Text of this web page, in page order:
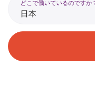
どこで働いているのですか
日本